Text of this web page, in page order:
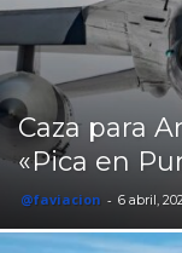
Caza para
«Pica en
@faviacion - 6 abril,